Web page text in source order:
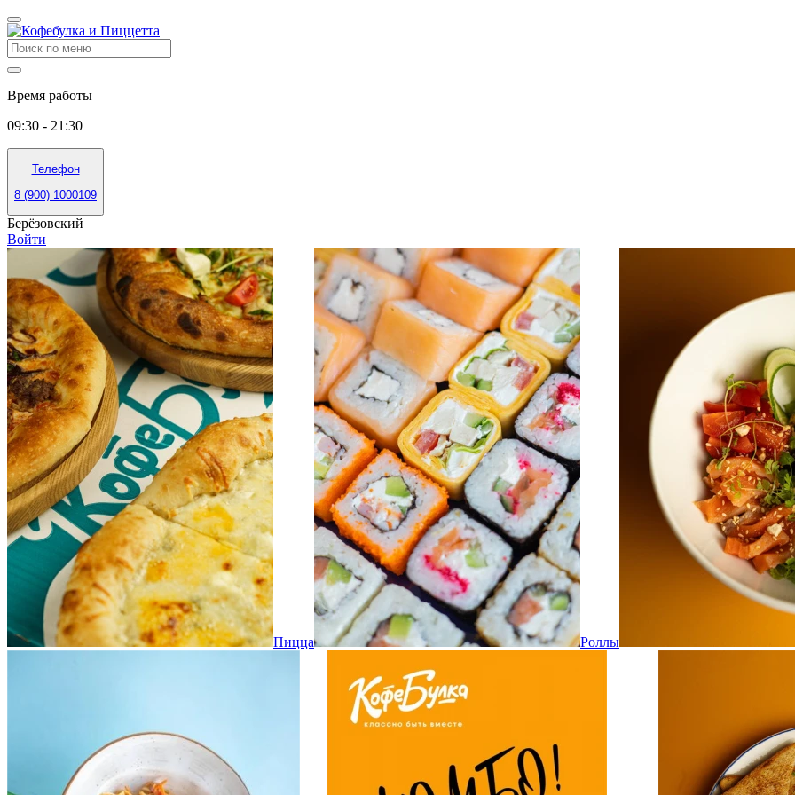
Время работы
09:30 - 21:30
Телефон
8 (900) 1000109
Берёзовский
Войти
Пицца Роллы